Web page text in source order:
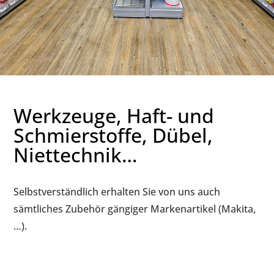
Werkzeuge, Haft- und
Schmierstoffe, Dübel,
Niettechnik…
Selbstverständlich erhalten Sie von uns auch
sämtliches Zubehör gängiger Markenartikel (Makita,
…).